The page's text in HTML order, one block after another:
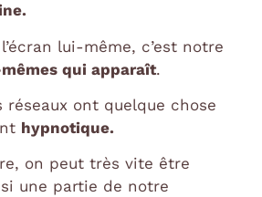
lui-même, c’est notre
qui apparaît.
réseaux ont quelque chose
hypnotique.
on peut très vite être
une partie de notre